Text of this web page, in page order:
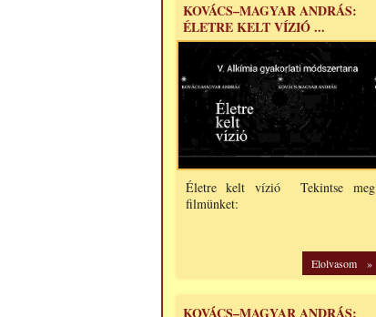
KOVÁCS–MAGYAR ANDRÁS:
ÉLETRE KELT VÍZIÓ ...
Életre kelt vízió Tekintse meg
filmünket:
Elolvasom »
KOVÁCS–MAGYAR ANDRÁS: